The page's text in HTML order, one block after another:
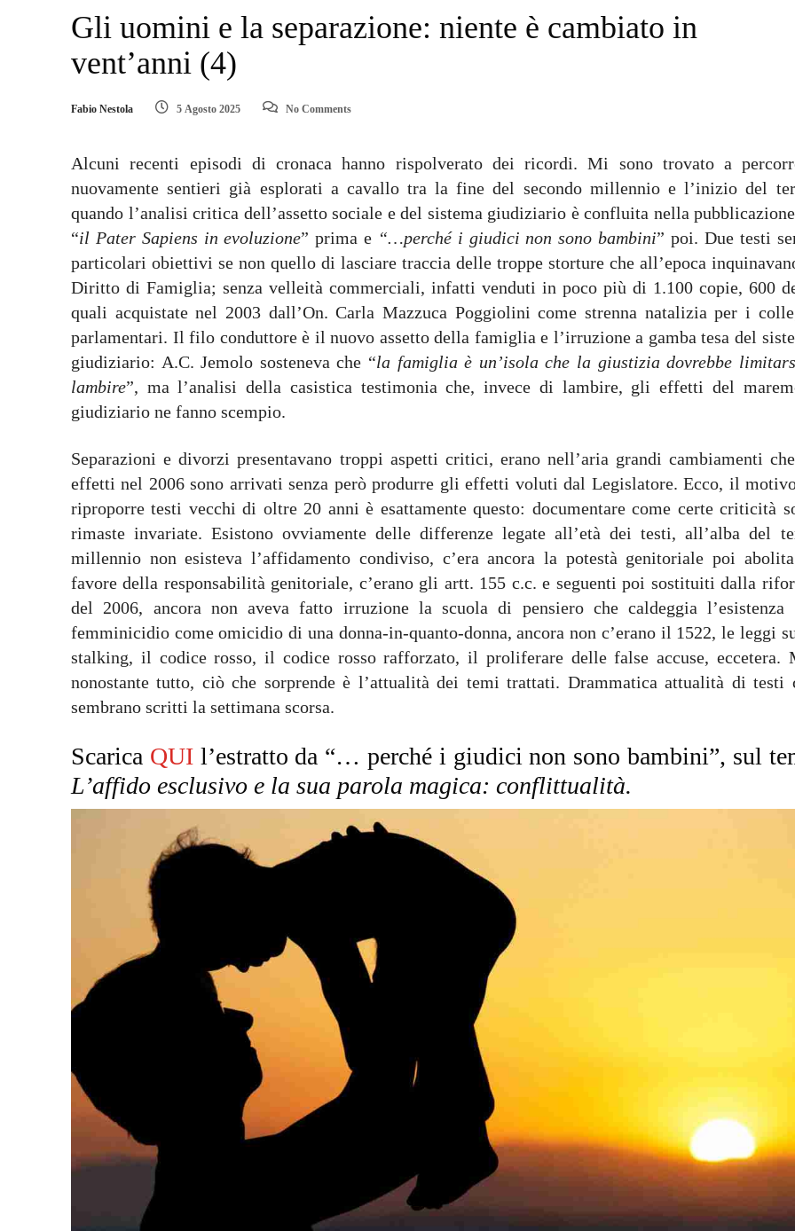
Gli uomini e la separazione: niente è cambiato in
vent’anni (4)
Fabio Nestola 5 Agosto 2025 No Comments
Alcuni recenti episodi di cronaca hanno rispolverato dei ricordi. Mi sono trovato a
nuovamente sentieri già esplorati a cavallo tra la fine del secondo millennio e l’inizio del
quando l’analisi critica dell’assetto sociale e del sistema giudiziario è confluita nella
“il Pater Sapiens in evoluzione” prima e “…perché i giudici non sono bambini” poi. Due testi
particolari obiettivi se non quello di lasciare traccia delle troppe storture che all’epoca
Diritto di Famiglia; senza velleità commerciali, infatti venduti in poco più di 1.100 copie, 600
quali acquistate nel 2003 dall’On. Carla Mazzuca Poggiolini come strenna natalizia per i
parlamentari. Il filo conduttore è il nuovo assetto della famiglia e l’irruzione a gamba tesa del
giudiziario: A.C. Jemolo sosteneva che “la famiglia è un’isola che la giustizia dovrebbe
lambire”, ma l’analisi della casistica testimonia che, invece di lambire, gli effetti del
giudiziario ne fanno scempio.
Separazioni e divorzi presentavano troppi aspetti critici, erano nell’aria grandi cambiamenti
effetti nel 2006 sono arrivati senza però produrre gli effetti voluti dal Legislatore. Ecco, il
riproporre testi vecchi di oltre 20 anni è esattamente questo: documentare come certe criticità
rimaste invariate. Esistono ovviamente delle differenze legate all’età dei testi, all’alba del
millennio non esisteva l’affidamento condiviso, c’era ancora la potestà genitoriale poi
favore della responsabilità genitoriale, c’erano gli artt. 155 c.c. e seguenti poi sostituiti dalla
del 2006, ancora non aveva fatto irruzione la scuola di pensiero che caldeggia l’esistenza
femminicidio come omicidio di una donna-in-quanto-donna, ancora non c’erano il 1522, le leggi
stalking, il codice rosso, il codice rosso rafforzato, il proliferare delle false accuse, eccetera.
nonostante tutto, ciò che sorprende è l’attualità dei temi trattati. Drammatica attualità di testi
sembrano scritti la settimana scorsa.
Scarica QUIl’estratto da “… perché i giudici non sono bambini”, sul
L’affido esclusivo e la sua parola magica: conflittualità.